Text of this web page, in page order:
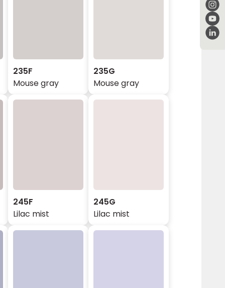
235F
Mouse gray
235G
Mouse gray
245F
Lilac mist
245G
Lilac mist